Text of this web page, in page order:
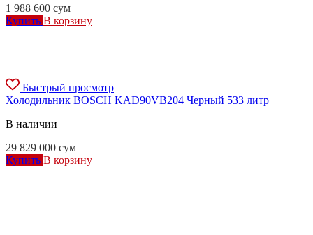
1 988 600 сум
Купить В корзину
Быстрый просмотр
Холодильник BOSCH KAD90VB204 Черный 533 литр
В наличии
29 829 000 сум
Купить В корзину